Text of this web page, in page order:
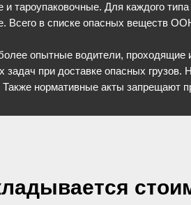
тароупаковочные. Для каждого
Всего в списке опасных веществ
опытные водители, проходящие
при доставке опасных
нормативные акты запрещают